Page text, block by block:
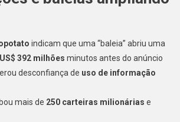
indicam que uma “baleia” abriu uma
US$ 392 milhões minutos antes do anúncio
desconfiança de uso de informação
mais de 250 carteiras milionárias e